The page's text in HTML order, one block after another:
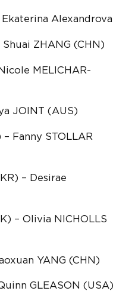
Alexandrova
ZHANG (CHN)
MELICHAR-
JOINT (AUS)
Fanny STOLLAR
– Desirae
– Olivia NICHOLLS
YANG (CHN)
GLEASON (USA)